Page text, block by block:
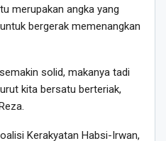
merupakan angka yang
bergerak memenangkan
solid, makanya tadi
kita bersatu berteriak,
Kerakyatan Habsi-Irwan,